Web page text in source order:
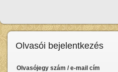
Olvasói bejelentkezés
Olvasójegy szám / e-mail cím